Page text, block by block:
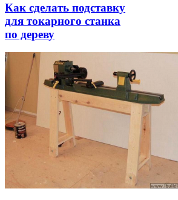
Как сделать подставку
для токарного станка
по дереву